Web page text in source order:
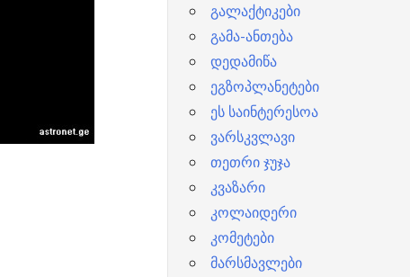
გალაქტიკები
გამა-ანთება
დედამიწა
ეგზოპლანეტები
ეს საინტერესოა
ვარსკვლავი
თეთრი ჯუჯა
კვაზარი
კოლაიდერი
კომეტები
მარსმავლები